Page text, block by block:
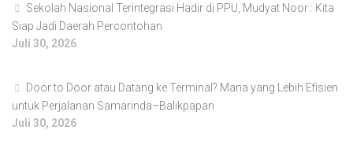
Sekolah Nasional Terintegrasi Hadir di PPU, Mudyat Noor : Kita
Siap Jadi Daerah Percontohan
Juli 30, 2026
Door to Door atau Datang ke Terminal? Mana yang Lebih Efisien
untuk Perjalanan Samarinda–Balikpapan
Juli 30, 2026